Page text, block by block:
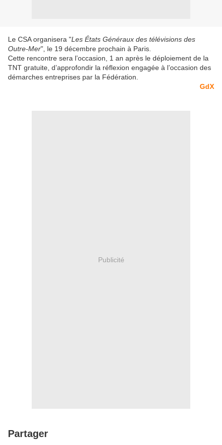
Le CSA organisera "Les États Généraux des télévisions des
Outre-Mer", le 19 décembre prochain à Paris.
Cette rencontre sera l’occasion, 1 an après le déploiement de la
TNT gratuite, d’approfondir la réflexion engagée à l’occasion des
démarches entreprises par la Fédération.
GdX
Publicité
Partager